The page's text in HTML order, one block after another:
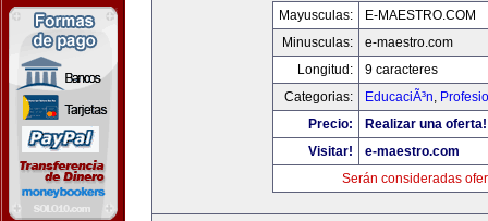
Mayusculas:
E-MAESTRO.COM
Minusculas:
e-maestro.com
Longitud:
9 caracteres
Categorias:
EducaciÃ³n,
Precio:
Realizar una oferta!
Visitar!
e-maestro.com
Serán consideradas